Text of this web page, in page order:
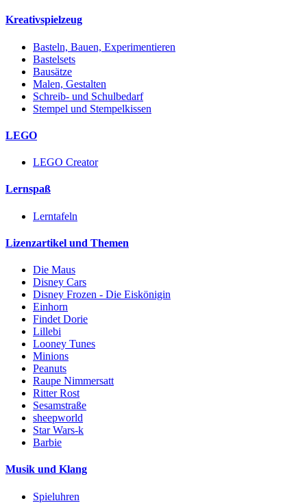
Kreativspielzeug
Basteln, Bauen, Experimentieren
Bastelsets
Bausätze
Malen, Gestalten
Schreib- und Schulbedarf
Stempel und Stempelkissen
LEGO
LEGO Creator
Lernspaß
Lerntafeln
Lizenzartikel und Themen
Die Maus
Disney Cars
Disney Frozen - Die Eiskönigin
Einhorn
Findet Dorie
Lillebi
Looney Tunes
Minions
Peanuts
Raupe Nimmersatt
Ritter Rost
Sesamstraße
sheepworld
Star Wars-k
Barbie
Musik und Klang
Spieluhren